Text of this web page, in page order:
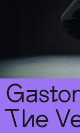
The